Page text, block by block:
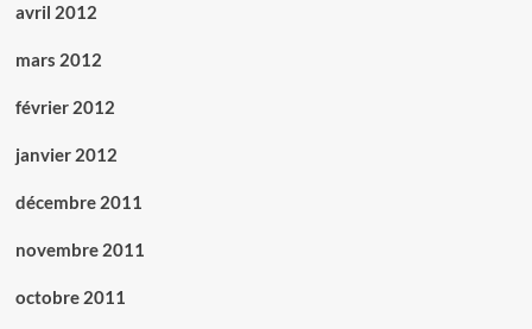
avril 2012
mars 2012
février 2012
janvier 2012
décembre 2011
novembre 2011
octobre 2011